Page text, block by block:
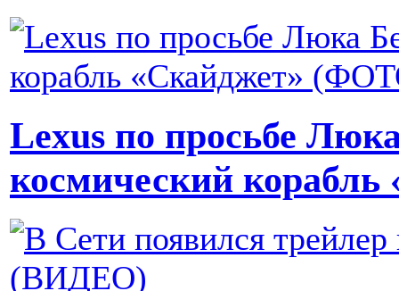
Lexus по просьбе
космический